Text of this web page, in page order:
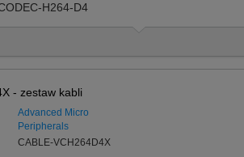
H264-D4
- zestaw kabli
Advanced Micro
Peripherals
CABLE-VCH264D4X